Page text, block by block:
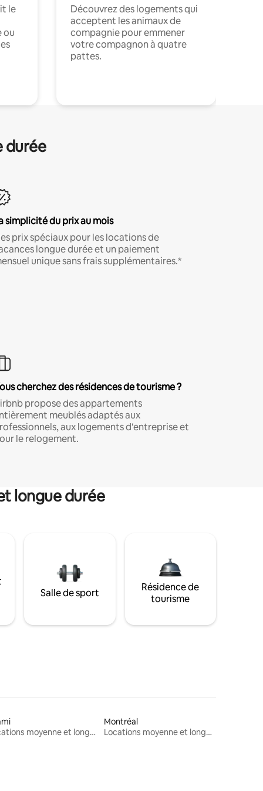
le
ou
Découvrez des logements qui
acceptent les animaux de
compagnie pour emmener
votre compagnon à quatre
pattes.
durée
simplicité du prix au mois
prix spéciaux pour les locations de
longue durée et un paiement
unique sans frais supplémentaires.*
cherchez des résidences de tourisme ?
propose des appartements
meublés adaptés aux
aux logements d'entreprise et
le relogement.
longue durée
Salle de sport
Résidence de
tourisme
Locations moyenne et longue durée
Montréal
Locations moyenne et longue durée